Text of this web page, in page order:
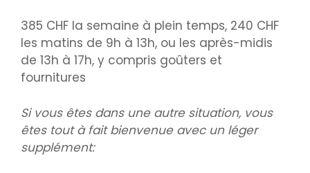
385 CHF la semaine à plein temps, 240 CHF
les matins de 9h à 13h, ou les après-midis
de 13h à 17h, y compris goûters et
fournitures
Si vous êtes dans une autre situation, vous
êtes tout à fait bienvenue avec un léger
supplément: